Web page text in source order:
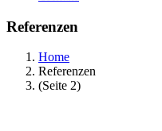
Referenzen
Home
Referenzen
(Seite 2)